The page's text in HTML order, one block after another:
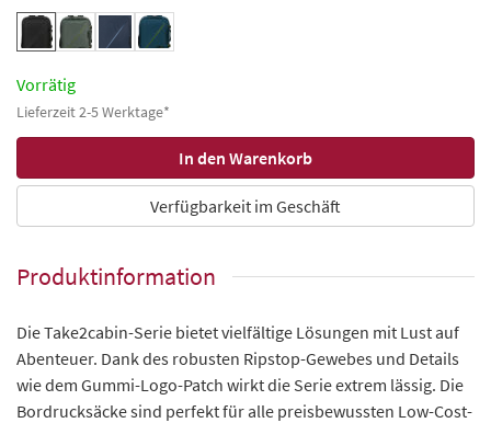
Vorrätig
Lieferzeit 2-5 Werktage*
Verfügbarkeit im Geschäft
Produktinformation
Die Take2cabin-Serie bietet vielfältige Lösungen mit Lust auf
Abenteuer. Dank des robusten Ripstop-Gewebes und Details
wie dem Gummi-Logo-Patch wirkt die Serie extrem lässig. Die
Bordrucksäcke sind perfekt für alle preisbewussten Low-Cost-